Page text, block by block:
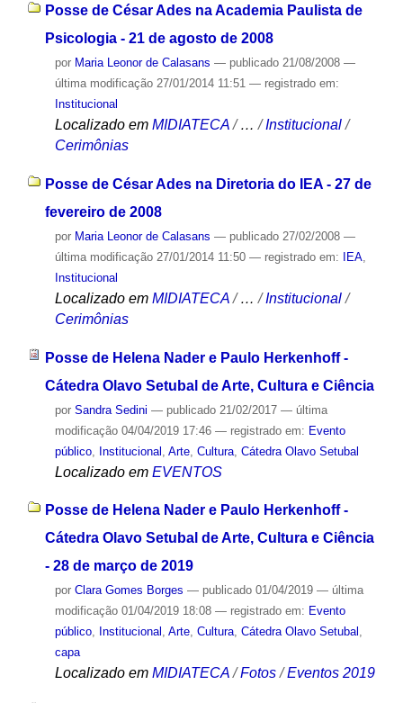
Posse de César Ades na Academia Paulista de
Psicologia - 21 de agosto de 2008
por Maria Leonor de Calasans — publicado21/08/2008 —
última modificação27/01/2014 11:51 — registrado em:
Institucional
Localizado em MIDIATECA /…/Institucional /
Cerimônias
Posse de César Ades na Diretoria do IEA - 27 de
fevereiro de 2008
por Maria Leonor de Calasans — publicado27/02/2008 —
última modificação27/01/2014 11:50 — registrado em: IEA,
Institucional
Localizado em MIDIATECA /…/Institucional /
Cerimônias
Posse de Helena Nader e Paulo Herkenhoff -
Cátedra Olavo Setubal de Arte, Cultura e Ciência
por Sandra Sedini — publicado21/02/2017 — última
modificação04/04/2019 17:46 — registrado em: Evento
público, Institucional Arte, Cultura, Cátedra Olavo Setubal
Localizado em EVENTOS
Posse de Helena Nader e Paulo Herkenhoff -
Cátedra Olavo Setubal de Arte, Cultura e Ciência
- 28 de março de 2019
por Clara Gomes Borges — publicado01/04/2019 — última
modificação01/04/2019 18:08 — registrado em: Evento
público, Institucional , Arte, Cultura, Cátedra Olavo Setubal ,
capa
Localizado em MIDIATECA /Fotos /Eventos 2019